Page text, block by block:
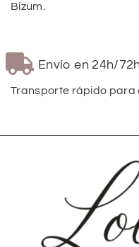
Bizum.
Envío en 24h/72h
Transporte rápido para